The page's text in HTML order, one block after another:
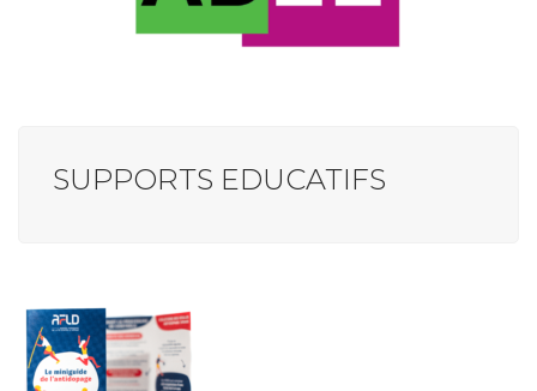
SUPPORTS EDUCATIFS